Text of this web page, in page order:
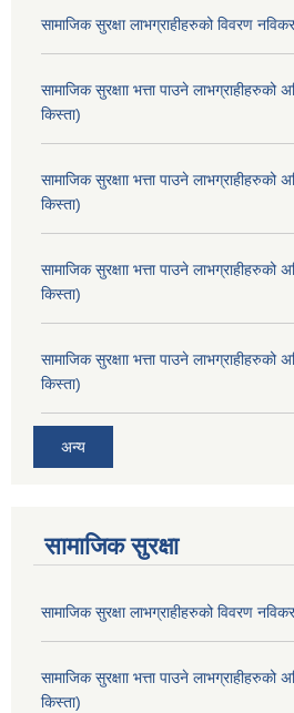
सामाजिक सुरक्षा लाभग्राहीहरुको विवरण
सामाजिक सुरक्षाा भत्ता पाउने
किस्ता)
सामाजिक सुरक्षाा भत्ता पाउने
किस्ता)
सामाजिक सुरक्षाा भत्ता पाउने
किस्ता)
सामाजिक सुरक्षाा भत्ता पाउने
किस्ता)
अन्य
सामाजिक सुरक्षा
सामाजिक सुरक्षा लाभग्राहीहरुको विवरण
सामाजिक सुरक्षाा भत्ता पाउने
किस्ता)